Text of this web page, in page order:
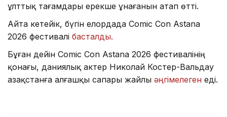
ұлттық тағамдары ерекше ұнағанын атап өтті.
Айта кетейік, бүгін елордада Comic Con Astana
2026 фестивалі басталды.
Бұған дейін Comic Con Astana 2026 фестивалінің
қонағы, даниялық актер Николай Костер-Вальдау
Қазақстанға алғашқы сапары жайлы әңгімелеген еді.